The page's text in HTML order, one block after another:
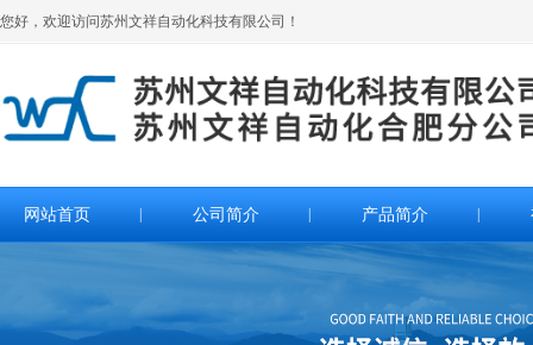
您好，欢迎访问苏州文祥自动化科技有限公司！
网站首页 公司简介 产品简介